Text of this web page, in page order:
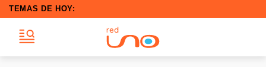
TEMAS DE HOY: